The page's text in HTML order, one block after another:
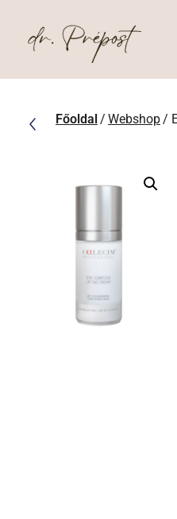
Főoldal/ Webshop